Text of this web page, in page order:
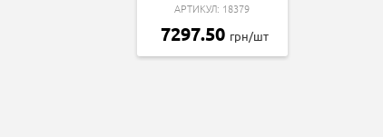
АРТИКУЛ: 18379
7297.50 грн/шт